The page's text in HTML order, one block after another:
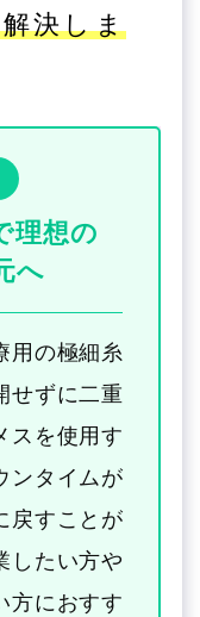
決しま
理想の
へ
用の極細糸
せずに二重
スを使用す
ンタイムが
戻すことが
したい方や
方におすす